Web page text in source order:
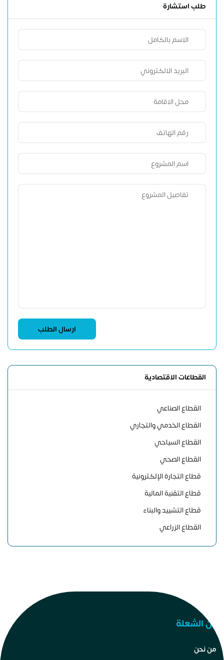
طلب استشارة
القطاعات الاقتصادية
القطاع الصناعي
القطاع الخدمي والتجاري
القطاع السياحي
القطاع الصحي
قطاع التجارة الإلكترونية
قطاع التقنية المالية
قطاع التشييد والبناء
القطاع الزراعي
عن الشعلة
من نحن